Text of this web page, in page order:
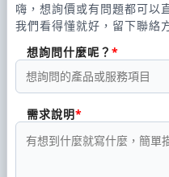
嗨，想詢價或有問題都可以
我們看得懂就好，留下聯絡
想詢問什麼呢？
需求說明